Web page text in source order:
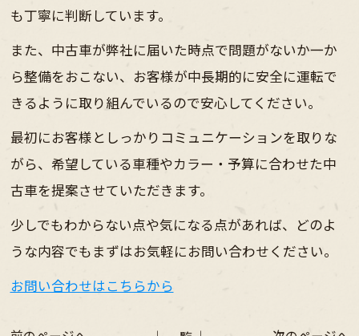
も丁寧に判断しています。
また、中古車が弊社に届いた時点で問題がないか一か
ら整備をおこない、お客様が中長期的に安全に運転で
きるように取り組んでいるので安心してください。
最初にお客様としっかりコミュニケーションを取りな
がら、希望している車種やカラー・予算に合わせた中
古車を提案させていただきます。
少しでもわからない点や気になる点があれば、どのよ
うな内容でもまずはお気軽にお問い合わせください。
お問い合わせはこちらから